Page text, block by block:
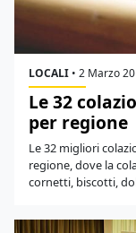
LOCALI • 2 Marzo
Le 32
per regione
Le 32 migliori
regione, dove la
cornetti, biscotti,